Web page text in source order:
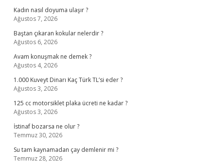
Kadın nasıl doyuma ulaşır ?
Ağustos 7, 2026
Baştan çıkaran kokular nelerdir ?
Ağustos 6, 2026
Avam konuşmak ne demek ?
Ağustos 4, 2026
1.000 Kuveyt Dinarı Kaç Türk TL’si eder ?
Ağustos 3, 2026
125 cc motorsiklet plaka ücreti ne kadar ?
Ağustos 3, 2026
İstinaf bozarsa ne olur ?
Temmuz 30, 2026
Su tam kaynamadan çay demlenir mi ?
Temmuz 28, 2026